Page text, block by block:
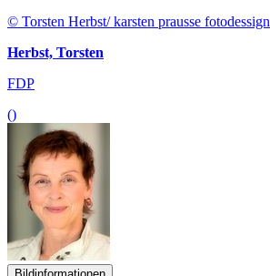
© Torsten Herbst/ karsten prausse fotodessign
Herbst, Torsten
FDP
()